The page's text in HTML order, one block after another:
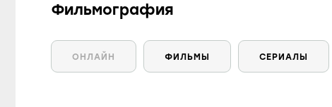
Фильмография
ОНЛАЙН ФИЛЬМЫ СЕРИАЛЫ